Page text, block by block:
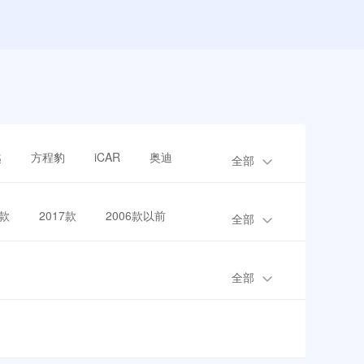
方程豹 iCAR 奥迪 全部
2017款 2006款以前 全部
全部